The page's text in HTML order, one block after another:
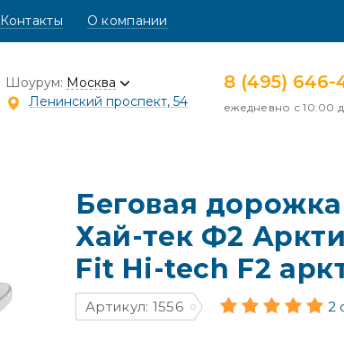
Контакты О компании
Шоурум: Москва
Ленинский проспект, 54
8 (495) 646-
ежедневно с 10:00
Беговая
Хай-тек Ф2
Fit Hi-tech F2
Артикул: 1556 2